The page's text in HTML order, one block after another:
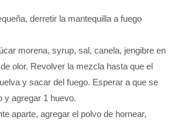
derretir la mantequilla a fuego
morena, syrup, sal, canela, jengibre en
olor. Revolver la mezcla hasta que el
y sacar del fuego. Esperar a que se
y agregar 1 huevo.
aparte, agregar el polvo de hornear,